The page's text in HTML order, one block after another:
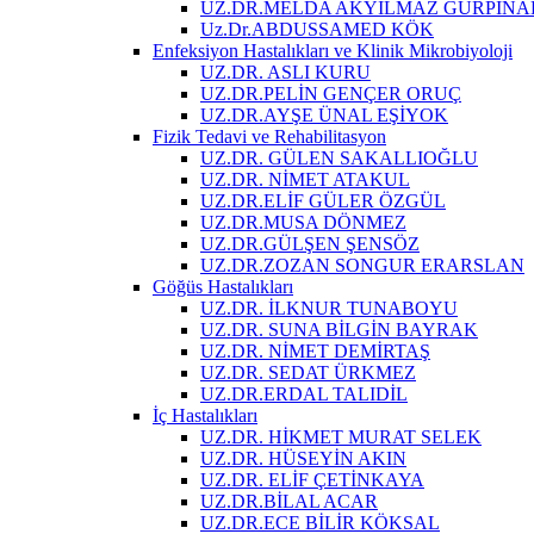
UZ.DR.MELDA AKYILMAZ
Uz.Dr.ABDUSSAMED KÖK
Enfeksiyon Hastalıkları ve Klinik Mikrobiyoloji
UZ.DR. ASLI KURU
UZ.DR.PELİN GENÇER ORUÇ
UZ.DR.AYŞE ÜNAL EŞİYOK
Fizik Tedavi ve Rehabilitasyon
UZ.DR. GÜLEN SAKALLIOĞLU
UZ.DR. NİMET ATAKUL
UZ.DR.ELİF GÜLER ÖZGÜL
UZ.DR.MUSA DÖNMEZ
UZ.DR.GÜLŞEN ŞENSÖZ
UZ.DR.ZOZAN SONGUR ERARSLAN
Göğüs Hastalıkları
UZ.DR. İLKNUR TUNABOYU
UZ.DR. SUNA BİLGİN BAYRAK
UZ.DR. NİMET DEMİRTAŞ
UZ.DR. SEDAT ÜRKMEZ
UZ.DR.ERDAL TALIDİL
İç Hastalıkları
UZ.DR. HİKMET MURAT SELEK
UZ.DR. HÜSEYİN AKIN
UZ.DR. ELİF ÇETİNKAYA
UZ.DR.BİLAL ACAR
UZ.DR.ECE BİLİR KÖKSAL